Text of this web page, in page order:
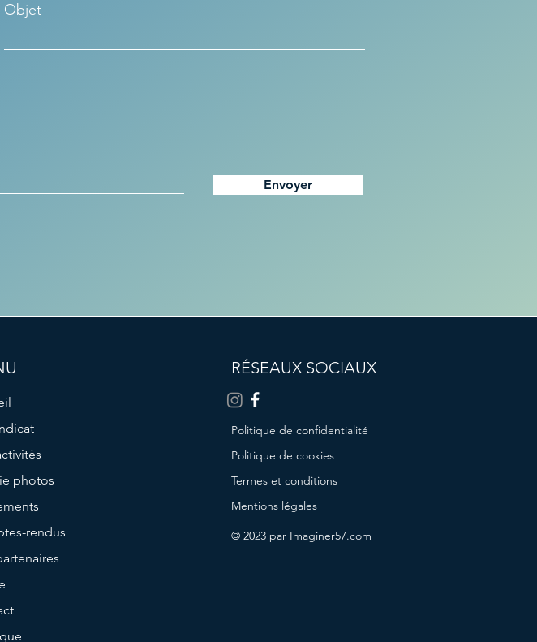
Objet
Envoyer
photos
rendus
RÉSEAUX SOCIAUX
Politique de confidentialité
Politique de cookies
Termes et conditions
Mentions légales
© 2023 par Imaginer57.com